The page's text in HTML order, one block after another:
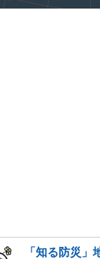
「知る防災」